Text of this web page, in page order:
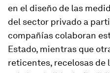
en el diseño de las
del sector privado a
compañías colaboran
Estado, mientras que
reticentes, recelosas